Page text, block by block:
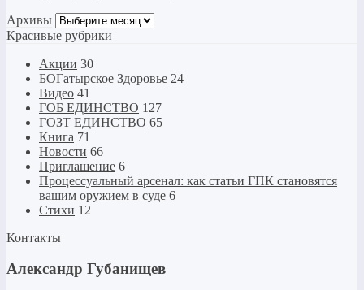
Архивы Архивы
Красивые рубрики
Акции 30
БОГатырское Здоровье 24
Видео 41
ГОБ ЕДИНСТВО 127
ГОЗТ ЕДИНСТВО 65
Книга 71
Новости 66
Приглашение 6
Процессуальный арсенал: как статьи ГПК становятся
вашим оружием в суде 6
Стихи 12
Контакты
Александр Губанищев